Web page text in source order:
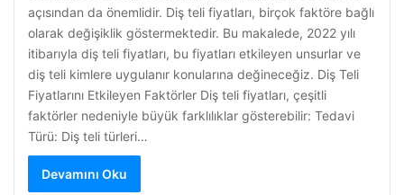
açısından da önemlidir. Diş teli fiyatları, birçok faktöre bağlı
olarak değişiklik göstermektedir. Bu makalede, 2022 yılı
itibarıyla diş teli fiyatları, bu fiyatları etkileyen unsurlar ve
diş teli kimlere uygulanır konularına değineceğiz. Diş Teli
Fiyatlarını Etkileyen Faktörler Diş teli fiyatları, çeşitli
faktörler nedeniyle büyük farklılıklar gösterebilir: Tedavi
Türü: Diş teli türleri…
Devamını Oku